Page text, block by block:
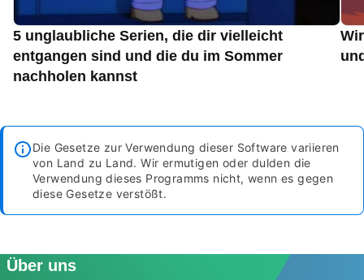
5 unglaubliche Serien, die dir vielleicht
entgangen sind und die du im Sommer
nachholen kannst
Die Gesetze zur Verwendung dieser Software variieren
von Land zu Land. Wir ermutigen oder dulden die
Verwendung dieses Programms nicht, wenn es gegen
diese Gesetze verstößt.
Über uns